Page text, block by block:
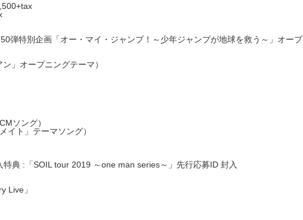
弾特別企画「オー・マイ・ジャンプ！～少年ジャンプが地球を救う～」オープ
」オープニングテーマ）
ソング）
ト」テーマソング）
典 :「SOIL tour 2019 ～one man series～」先行応募ID 封入
Live」